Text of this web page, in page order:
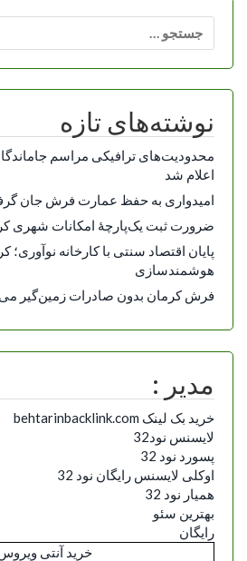
برای:
نوشته‌های تازه
محدودیت‌های ترافیکی مراسم
اعلام شد
امیدواری به حفظ عمارت فرش جان
ضرورت ثبت یک‌پارچۀ امکانات شهری
پایان اقتصاد سنتی با کارخانه نوآوری؛
هوشمندسازی
فرش کرمان بدون صادرات زمین‌گیر
مدیر :
خرید بک لینک behtarinbacklink.com
لایسنس نود32
پسورد نود 32
اوکلی لایسنس رایگان نود 32
همیار نود 32
بهترین سئو
رایگان
خرید آنتی